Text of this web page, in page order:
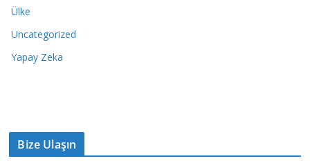
Ülke
Uncategorized
Yapay Zeka
Bize Ulaşın